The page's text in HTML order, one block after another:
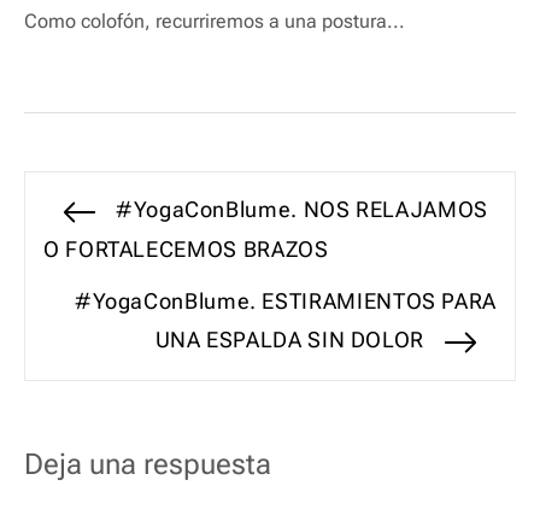
Como colofón, recurriremos a una postura...
Navegación
de
entradas
Entrada
anterior:
#YogaConBlume. NOS RELAJAMOS
O FORTALECEMOS BRAZOS
Entrada
siguiente:
#YogaConBlume. ESTIRAMIENTOS PARA
UNA ESPALDA SIN DOLOR
Deja una respuesta